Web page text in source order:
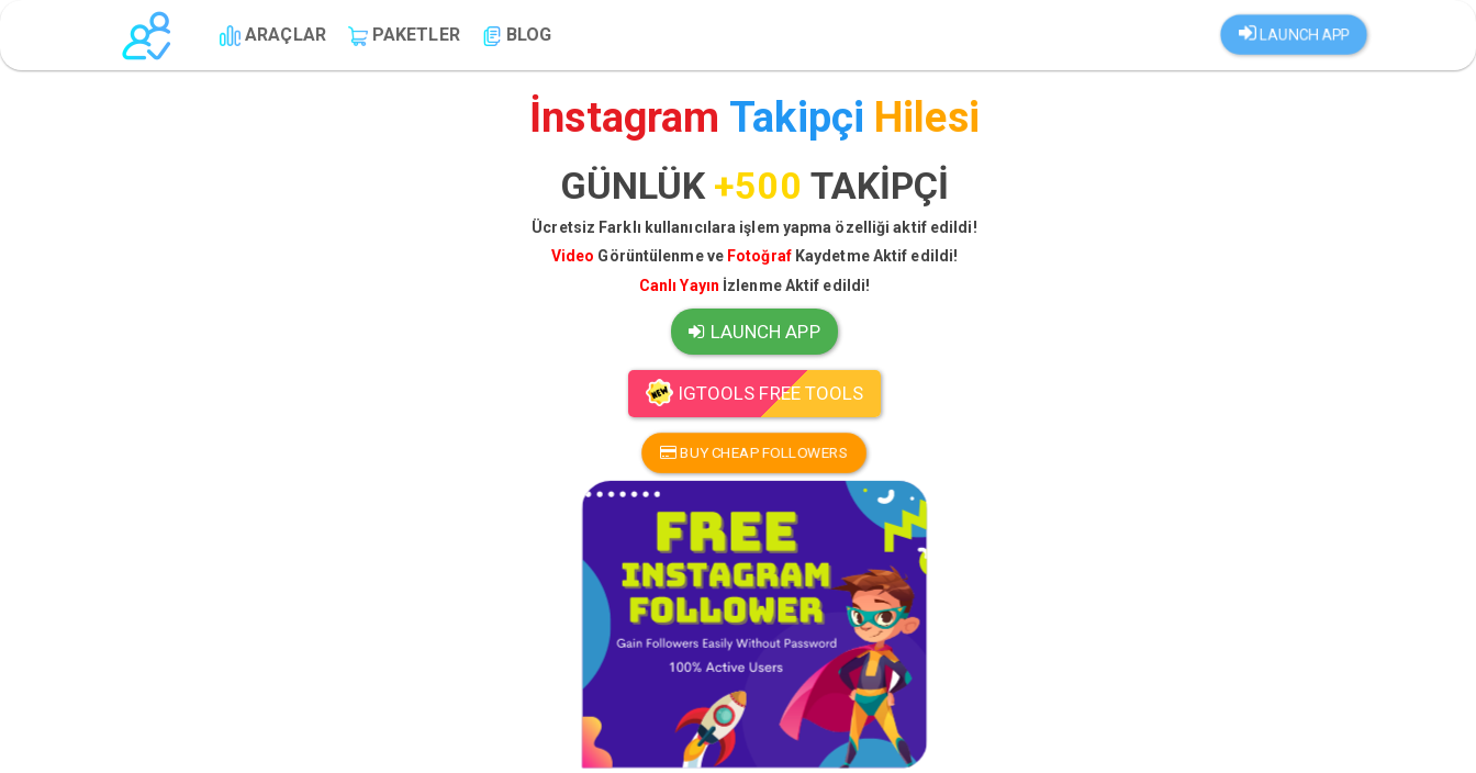
LAUNCH APP
ARAÇLAR PAKETLER BLOG
İnstagram Takipçi Hilesi
GÜNLÜK +500 TAKİPÇİ
Ücretsiz Farklı kullanıcılara işlem yapma özelliği aktif edildi!
Video Görüntülenme ve Fotoğraf Kaydetme Aktif edildi!
Canlı Yayın İzlenme Aktif edildi!
LAUNCH APP
IGTOOLS FREE TOOLS
BUY CHEAP FOLLOWERS